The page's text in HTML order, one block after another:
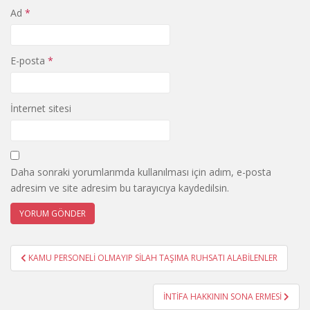
Ad *
E-posta *
İnternet sitesi
Daha sonraki yorumlarımda kullanılması için adım, e-posta
adresim ve site adresim bu tarayıcıya kaydedilsin.
Yazı
gezinmesi
KAMU PERSONELİ OLMAYIP SİLAH TAŞIMA RUHSATI ALABİLENLER
İNTİFA HAKKININ SONA ERMESİ